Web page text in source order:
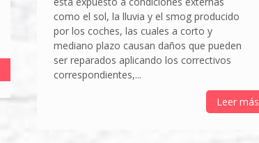
como el sol, la lluvia y el smog producido
por los coches, las cuales a corto y
mediano plazo causan daños que pueden
ser reparados aplicando los correctivos
correspondientes,...
Leer más